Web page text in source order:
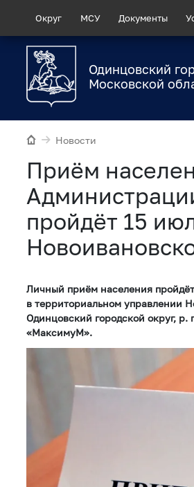
Округ МСУ Документы
Одинцовский
Московской
Новости
Приём
пройдёт 15
Личный приём населения
в территориальном управлении
Одинцовский городской округ,
«МаксимуМ».